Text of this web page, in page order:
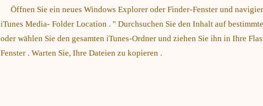
Öffnen Sie ein neues Windows Explorer oder Finder-Fenster und
iTunes Media- Folder Location . " Durchsuchen Sie den Inhalt auf
oder wählen Sie den gesamten iTunes-Ordner und ziehen Sie ihn in Ihre
Fenster . Warten Sie, Ihre Dateien zu kopieren .